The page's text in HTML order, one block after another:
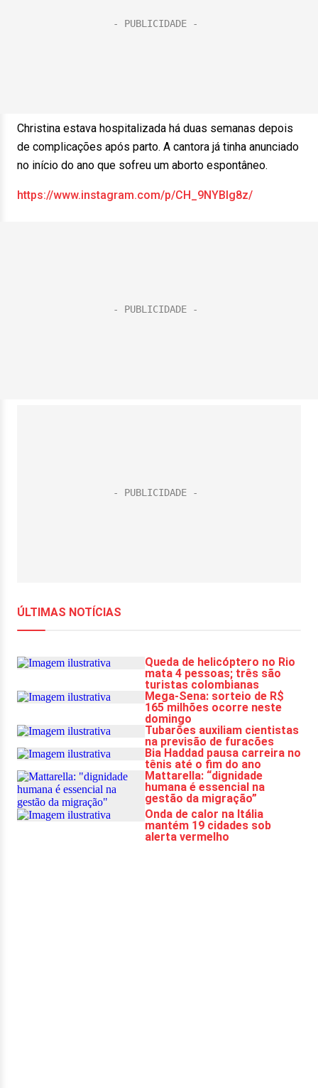
Christina estava hospitalizada há duas semanas depois
de complicações após parto. A cantora já tinha anunciado
no início do ano que sofreu um aborto espontâneo.
https://www.instagram.com/p/CH_9NYBlg8z/